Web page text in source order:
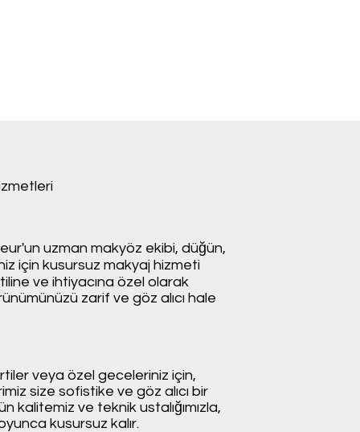
uzman makyöz ekibi, düğün,
için kusursuz makyaj hizmeti
ve ihtiyacına özel olarak
zarif ve göz alıcı hale
veya özel geceleriniz için,
size sofistike ve göz alıcı bir
kalitemiz ve teknik ustalığımızla,
kusursuz kalır.